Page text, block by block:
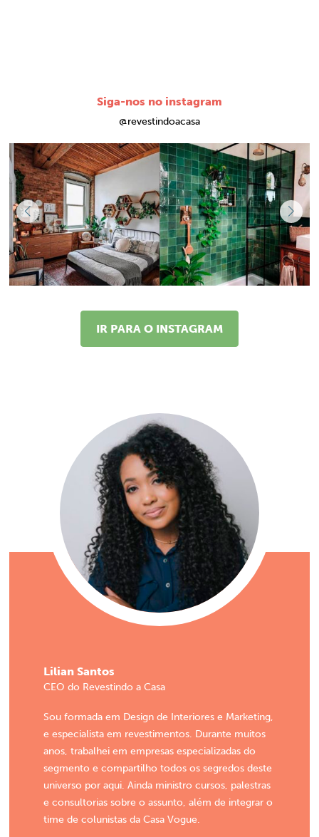
Siga-nos no instagram
@revestindoacasa
IR PARA O INSTAGRAM
Lilian Santos
CEO do Revestindo a Casa
Sou formada em Design de Interiores e Marketing,
e especialista em revestimentos. Durante muitos
anos, trabalhei em empresas especializadas do
segmento e compartilho todos os segredos deste
universo por aqui. Ainda ministro cursos, palestras
e consultorias sobre o assunto, além de integrar o
time de colunistas da Casa Vogue.